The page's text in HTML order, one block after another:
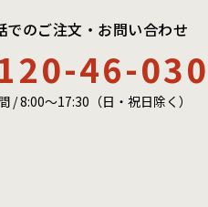
でのご注文・お問い合わせ
46-
/ 8:00〜17:30（日・祝日除く）